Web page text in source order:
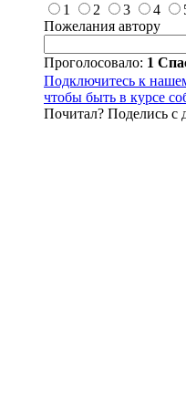
1
2 3 4
Пожелания автору
Проголосовало: 1
Подключитесь к
чтобы быть в курсе
Почитал? Поделись с